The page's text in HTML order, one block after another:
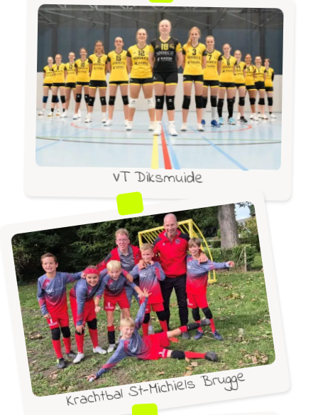
VT Diksmuide
Krachtbal St-Michiels Brugge